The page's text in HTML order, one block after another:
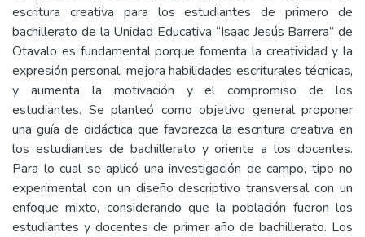
escritura creativa para los estudiantes de primero de
bachillerato de la Unidad Educativa “Isaac Jesús Barrera” de
Otavalo es fundamental porque fomenta la creatividad y la
expresión personal, mejora habilidades escriturales técnicas,
y aumenta la motivación y el compromiso de los
estudiantes. Se planteó como objetivo general proponer
una guía de didáctica que favorezca la escritura creativa en
los estudiantes de bachillerato y oriente a los docentes.
Para lo cual se aplicó una investigación de campo, tipo no
experimental con un diseño descriptivo transversal con un
enfoque mixto, considerando que la población fueron los
estudiantes y docentes de primer año de bachillerato. Los